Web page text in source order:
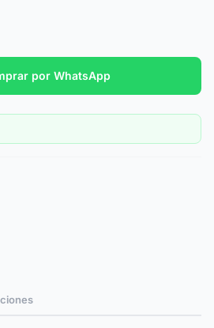
por WhatsApp